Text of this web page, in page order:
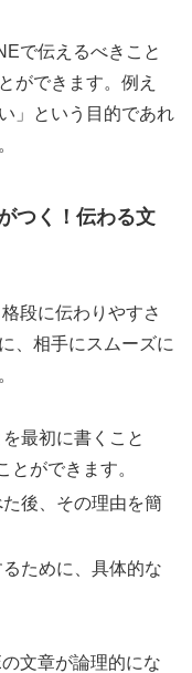
で伝えるべきこと
ができます。例え
」という目的であれ
つく！伝わる文
段に伝わりやすさ
、相手にスムーズに
最初に書くこと
とができます。
後、その理由を簡
ために、具体的な
文章が論理的にな